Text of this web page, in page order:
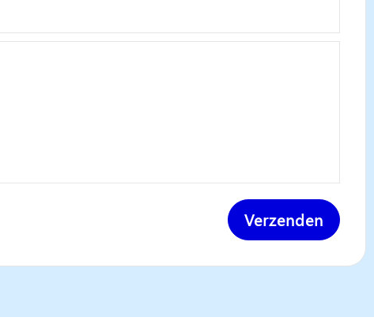
Verzenden